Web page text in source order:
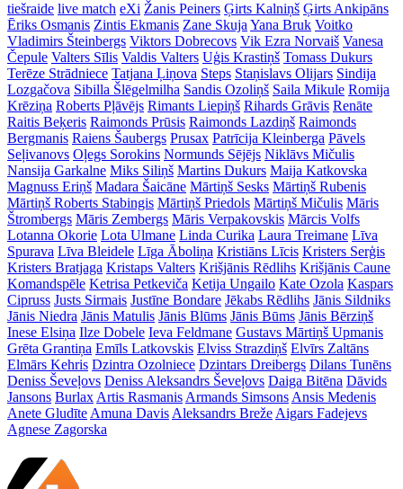
tiešraide live match eXi Žanis Peiners Ģirts Kalniņš Ģirts Ankipāns
Ēriks Osmanis Zintis Ekmanis Zane Skuja Yana Bruk Voitko
Vladimirs Šteinbergs Viktors Dobrecovs Vik Ezra Norvaiš Vanesa
Čepule Valters Sīlis Valdis Valters Uģis Krastiņš Tomass Dukurs
Terēze Strādniece Tatjana Ļiņova Steps Staņislavs Olijars Sindija
Lozgačova Sibilla Šlēgelmilha Sandis Ozoliņš Saila Mikule Romija
Krēziņa Roberts Pļāvējs Rimants Liepiņš Rihards Grāvis Renāte
Raitis Beķeris Raimonds Prūsis Raimonds Lazdiņš Raimonds
Bergmanis Raiens Šaubergs Prusax Patrīcija Kleinberga Pāvels
Seļivanovs Oļegs Sorokins Normunds Sējējs Niklāvs Mičulis
Nansija Garkalne Miks Siliņš Martins Dukurs Maija Katkovska
Magnuss Eriņš Madara Šaicāne Mārtiņš Sesks Mārtiņš Rubenis
Mārtiņš Roberts Stabingis Mārtiņš Priedols Mārtiņš Mičulis Māris
Štrombergs Māris Zembergs Māris Verpakovskis Mārcis Volfs
Lotanna Okorie Lota Ulmane Linda Curika Laura Treimane Līva
Spurava Līva Bleidele Līga Āboliņa Kristiāns Līcis Kristers Serģis
Kristers Bratjaga Kristaps Valters Krišjānis Rēdlihs Krišjānis Caune
Komandspēle Ketrisa Petkeviča Ketija Ungailo Kate Ozola Kaspars
Cipruss Justs Sirmais Justīne Bondare Jēkabs Rēdlihs Jānis Sildniks
Jānis Niedra Jānis Matulis Jānis Blūms Jānis Būms Jānis Bērziņš
Inese Elsiņa Ilze Dobele Ieva Feldmane Gustavs Mārtiņš Upmanis
Grēta Grantiņa Emīls Latkovskis Elviss Strazdiņš Elvīrs Zaltāns
Elmārs Kehris Dzintra Ozolniece Dzintars Dreibergs Dilans Tunēns
Deniss Ševeļovs Deniss Aleksandrs Ševeļovs Daiga Bitēna Dāvids
Jansons Burlax Artis Rasmanis Armands Simsons Ansis Medenis
Anete Gludīte Amuna Davis Aleksandrs Breže Aigars Fadejevs
Agnese Zagorska